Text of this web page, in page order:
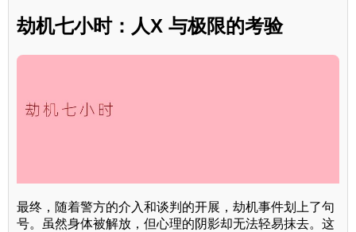
劫机七小时：人X 与极限的考验
最终，随着警方的介入和谈判的开展，劫机事件划上了句
号。虽然身体被解放，但心理的阴影却无法轻易抹去。这